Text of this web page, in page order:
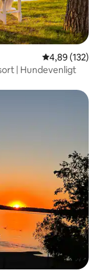
4,89 ud af 5 i
4,89 (132)
| Hundevenligt